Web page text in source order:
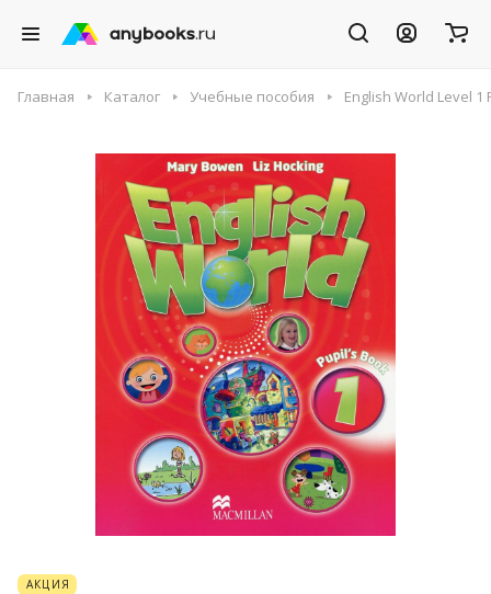
Главная Каталог Учебные пособия English World Level 1
АКЦИЯ